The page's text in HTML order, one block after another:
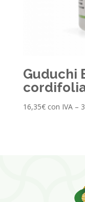
Guduchi
16,35€ con IVA–